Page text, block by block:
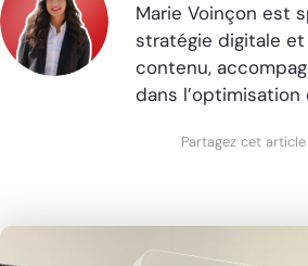
Marie Voinçon est
stratégie digitale
contenu,
dans
Partagez cet article